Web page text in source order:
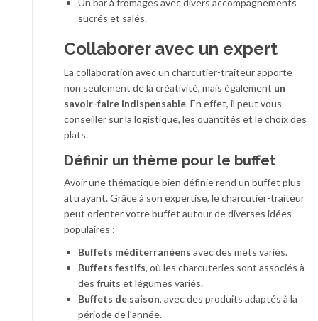
sucrés et salés.
Collaborer avec un expert
La collaboration avec un charcutier-traiteur apporte
non seulement de la créativité, mais également un
savoir-faire indispensable. En effet, il peut vous
conseiller sur la logistique, les quantités et le choix des
plats.
Définir un thème pour le buffet
Avoir une thématique bien définie rend un buffet plus
attrayant. Grâce à son expertise, le charcutier-traiteur
peut orienter votre buffet autour de diverses idées
populaires :
Buffets méditerranéens avec des mets variés.
Buffets festifs, où les charcuteries sont associés à
des fruits et légumes variés.
Buffets de saison, avec des produits adaptés à la
période de l’année.